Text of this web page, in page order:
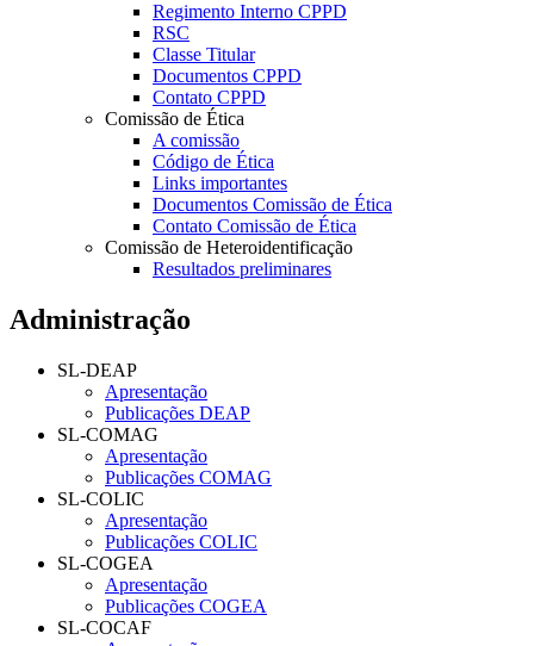
Regimento Interno CPPD
RSC
Classe Titular
Documentos CPPD
Contato CPPD
Comissão de Ética
A comissão
Código de Ética
Links importantes
Documentos Comissão de Ética
Contato Comissão de Ética
Comissão de Heteroidentificação
Resultados preliminares
Administração
SL-DEAP
Apresentação
Publicações DEAP
SL-COMAG
Apresentação
Publicações COMAG
SL-COLIC
Apresentação
Publicações COLIC
SL-COGEA
Apresentação
Publicações COGEA
SL-COCAF